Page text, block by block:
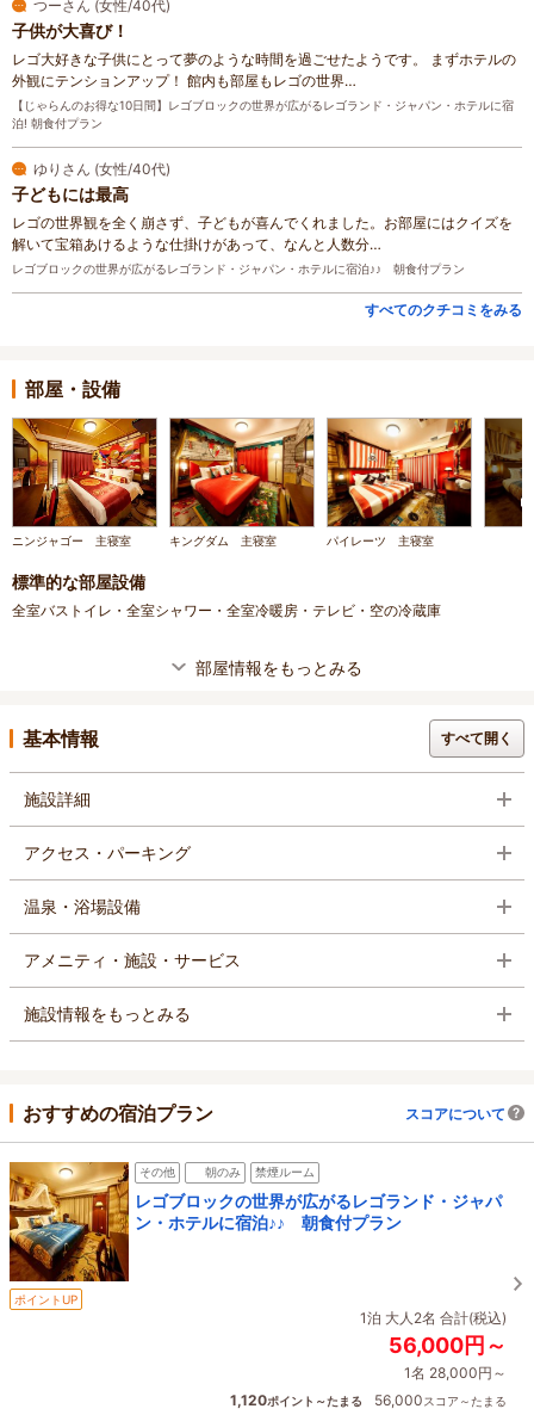
つーさん (女性/40代)
子供が大喜び！
レゴ大好きな子供にとって夢のような時間を過ごせたようです。 まずホテルの
外観にテンションアップ！ 館内も部屋もレゴの世界…
【じゃらんのお得な10日間】レゴブロックの世界が広がるレゴランド・ジャパン・ホテルに宿
泊! 朝食付プラン
ゆりさん (女性/40代)
子どもには最高
レゴの世界観を全く崩さず、子どもが喜んでくれました。お部屋にはクイズを
解いて宝箱あけるような仕掛けがあって、なんと人数分…
レゴブロックの世界が広がるレゴランド・ジャパン・ホテルに宿泊♪♪ 朝食付プラン
すべてのクチコミをみる
部屋・設備
ニンジャゴー 主寝室 キングダム 主寝室 パイレーツ 主寝室
標準的な部屋設備
全室バストイレ・全室シャワー・全室冷暖房・テレビ・空の冷蔵庫
部屋情報をもっとみる
基本情報 すべて開く
施設詳細
アクセス・パーキング
温泉・浴場設備
アメニティ・施設・サービス
施設情報をもっとみる
おすすめの宿泊プラン スコアについて
その他 朝のみ 禁煙ルーム
レゴブロックの世界が広がるレゴランド・ジャパ
ン・ホテルに宿泊♪♪ 朝食付プラン
ポイントUP
1泊 大人2名 合計(税込)
56,000円～
1名 28,000円～
1,120ポイント～たまる 56,000スコア～たまる